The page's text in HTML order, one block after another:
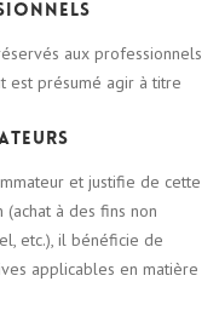
aux professionnels
est présumé agir à titre
et justifie de cette
à des fins non
etc.), il bénéficie de
applicables en matière